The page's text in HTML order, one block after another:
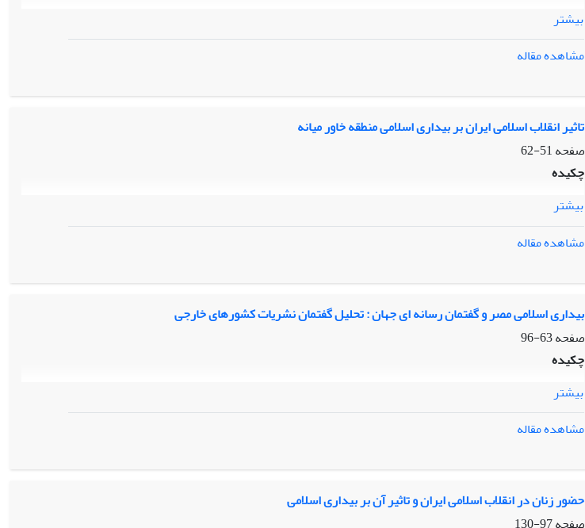
بیشتر
مشاهده مقاله
تاثیر انقلاب اسلامی ایران بر بیداری اسلامی منطقه خاور میانه
صفحه51-62
چکیده
بیشتر
مشاهده مقاله
بیداری اسلامی مصر و گفتمان رسانه ای جهان : تحلیل گفتمان نشریات کشورهای خارجی
صفحه63-96
چکیده
بیشتر
مشاهده مقاله
حضور زنان در انقلاب اسلامی ایران و تاثیر آن بر بیداری اسلامی